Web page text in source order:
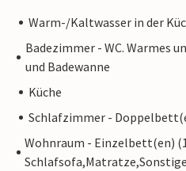
Warm-/Kaltwasser in der
Badezimmer - WC. Warmes
und Badewanne
Küche
Schlafzimmer -
Wohnraum - Einzelbett(en)